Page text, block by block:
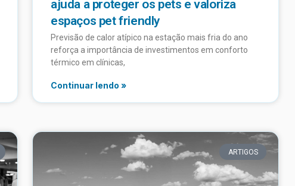
ajuda a proteger os pets e valoriza
espaços pet friendly
Previsão de calor atípico na estação mais fria do ano
reforça a importância de investimentos em conforto
térmico em clínicas,
Continuar lendo »
ARTIGOS